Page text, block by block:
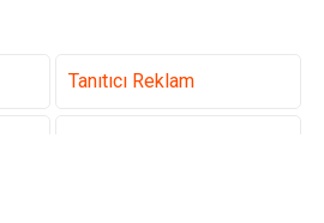
Tanıtıcı Reklam